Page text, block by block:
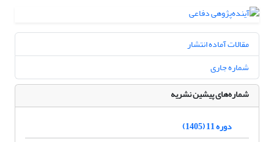
مقالات آماده انتشار
شماره جاری
شماره‌های پیشین نشریه
دوره 11 (1405)